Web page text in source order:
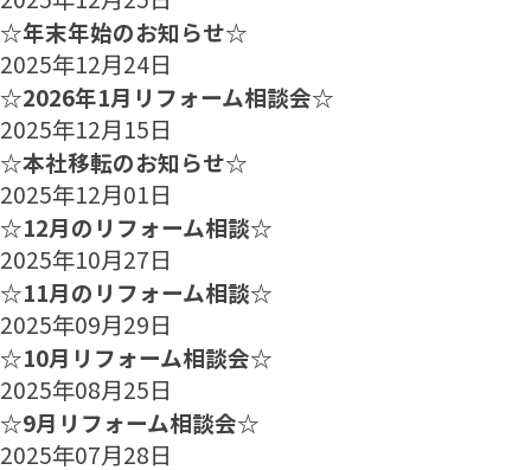
☆年末年始のお知らせ☆
2025年12月24日
☆2026年1月リフォーム相談会☆
2025年12月15日
☆本社移転のお知らせ☆
2025年12月01日
☆12月のリフォーム相談☆
2025年10月27日
☆11月のリフォーム相談☆
2025年09月29日
☆10月リフォーム相談会☆
2025年08月25日
☆9月リフォーム相談会☆
2025年07月28日